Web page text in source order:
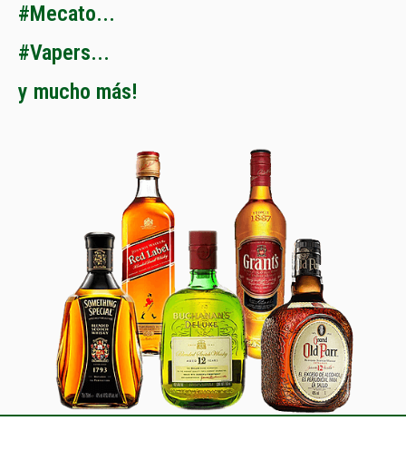
#Mecato...
#Vapers...
y mucho más!